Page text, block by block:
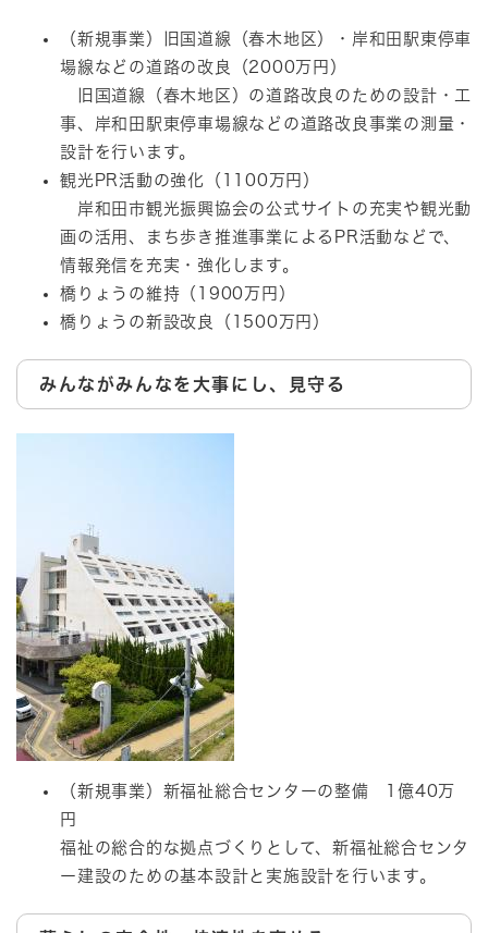
（新規事業）旧国道線（春木地区）・岸和田駅東停車
場線などの道路の改良（2000万円）
旧国道線（春木地区）の道路改良のための設計・工
事、岸和田駅東停車場線などの道路改良事業の測量・
設計を行います。
観光PR活動の強化（1100万円）
岸和田市観光振興協会の公式サイトの充実や観光動
画の活用、まち歩き推進事業によるPR活動などで、
情報発信を充実・強化します。
橋りょうの維持（1900万円）
橋りょうの新設改良（1500万円）
みんながみんなを大事にし、見守る
（新規事業）新福祉総合センターの整備 1億40万
円
福祉の総合的な拠点づくりとして、新福祉総合センタ
ー建設のための基本設計と実施設計を行います。